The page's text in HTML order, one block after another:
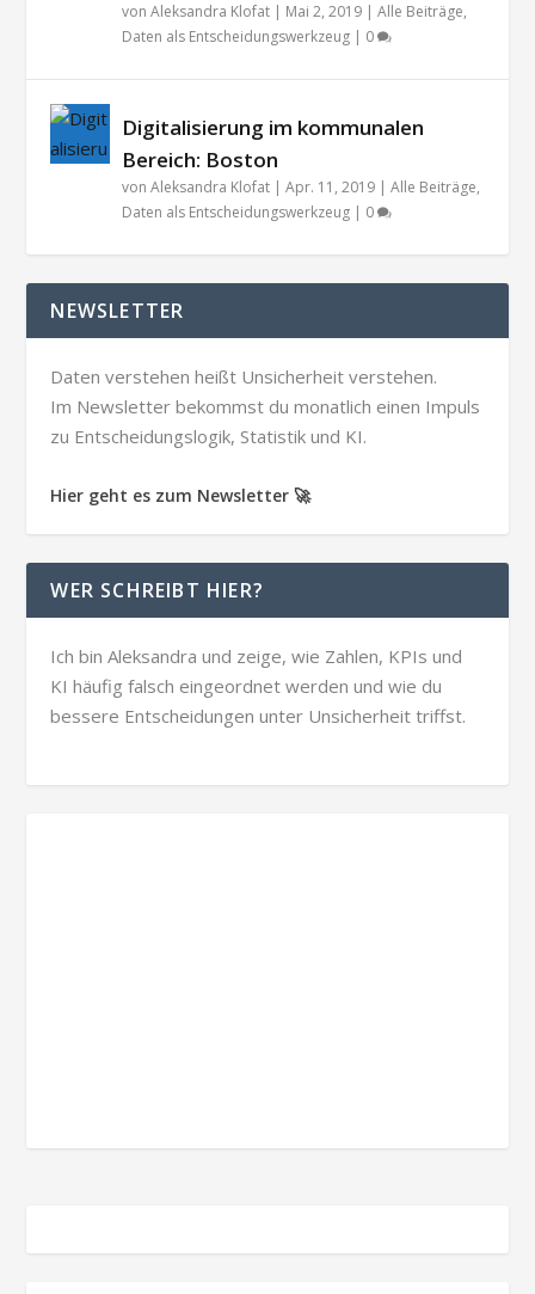
vonAleksandra Klofat Mai 2, 2019 |Alle Beiträge,
Daten als Entscheidungswerkzeug
0
Digitalisierung im kommunalen
Bereich: Boston
vonAleksandra Klofat |Apr. 11, 2019 |Alle Beiträge,
Daten als Entscheidungswerkzeug
0
NEWSLETTER
Daten verstehen heißt Unsicherheit verstehen.
Im Newsletter bekommst du monatlich einen Impuls
zu Entscheidungslogik, Statistik und KI.
Hier geht es zum Newsletter 🚀
WER SCHREIBT HIER?
Ich bin Aleksandra und zeige, wie Zahlen, KPIs und
KI häufig falsch eingeordnet werden und wie du
bessere Entscheidungen unter Unsicherheit triffst.